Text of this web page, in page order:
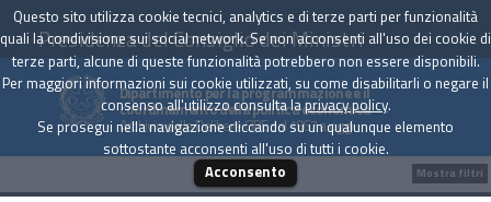
Presidenza del Consiglio dei Ministri
Dipartimento per la programmazione e il
coordinamento della politica economica
Archivio delle Delibere CIPE dal 1967 a oggi
Mostra filtri
Questo sito utilizza cookie tecnici, analytics e di terze parti per funzionalità
quali la condivisione sui social network. Se non acconsenti all'uso dei cookie di
terze parti, alcune di queste funzionalità potrebbero non essere disponibili.
Per maggiori informazioni sui cookie utilizzati, su come disabilitarli o negare il
consenso all'utilizzo consulta laprivacy policy.
Se prosegui nella navigazione cliccando su un qualunque elemento
sottostante acconsenti all'uso di tutti i cookie.
Acconsento